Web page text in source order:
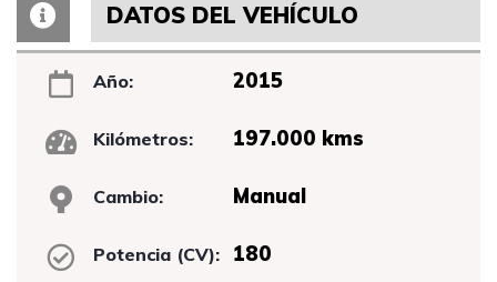
DATOS DEL VEHÍCULO
Año: 2015
Kilómetros: 197.000 kms
Cambio: Manual
Potencia (CV): 180